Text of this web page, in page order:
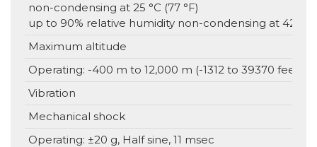
non-condensing at 25 °C (77 °F)
up to 90% relative humidity non-condensing at 42 °C
Maximum altitude
Operating: -400 m to 12,000 m (-1312 to 39370 feet)
Vibration
Mechanical shock
Operating: ±20 g, Half sine, 11 msec